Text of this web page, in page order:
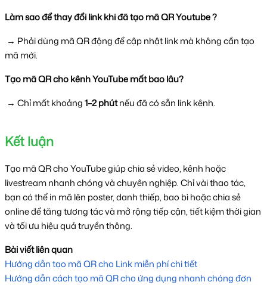
Làm sao để thay đổi link khi đã tạo mã QR Youtube ?
→ Phải dùng mã QR động để cập nhật link mà không cần tạo
mã mới.
Tạo mã QR cho kênh YouTube mất bao lâu?
→ Chỉ mất khoảng 1–2 phút nếu đã có sẵn link kênh.
Kết luận
Tạo mã QR cho YouTube giúp chia sẻ video, kênh hoặc
livestream nhanh chóng và chuyên nghiệp. Chỉ vài thao tác,
bạn có thể in mã lên poster, danh thiếp, bao bì hoặc chia sẻ
online để tăng tương tác và mở rộng tiếp cận, tiết kiệm thời gian
và tối ưu hiệu quả truyền thông.
Bài viết liên quan
Hướng dẫn tạo mã QR cho Link miễn phí chi tiết
Hướng dẫn cách tạo mã QR cho ứng dụng nhanh chóng đơn